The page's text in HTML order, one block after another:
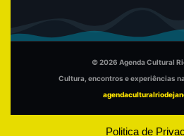
© 2026 Agenda Cultural
Cultura, encontros e experiências
Politica de